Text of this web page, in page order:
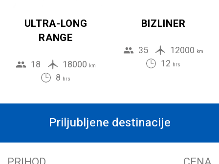
ULTRA-LONG
RANGE
18 18000 km
8 hrs
BIZLINER
35 12000 km
12 hrs
Priljubljene destinacije